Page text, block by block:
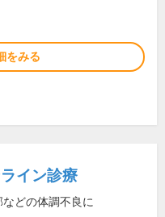
をみる
イン診療
どの体調不良に